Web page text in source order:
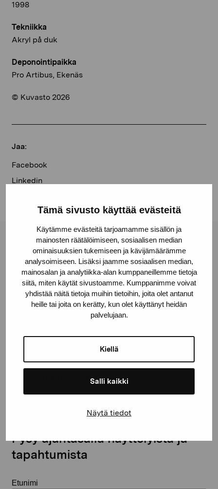
Tämä sivusto käyttää evästeitä
Käytämme evästeitä tarjoamamme sisällön ja
mainosten räätälöimiseen, sosiaalisen median
ominaisuuksien tukemiseen ja kävijämäärämme
analysoimiseen. Lisäksi jaamme sosiaalisen median,
mainosalan ja analytiikka-alan kumppaneillemme tietoja
siitä, miten käytät sivustoamme. Kumppanimme voivat
yhdistää näitä tietoja muihin tietoihin, joita olet antanut
heille tai joita on kerätty, kun olet käyttänyt heidän
palvelujaan.
Kiellä
Salli kaikki
Näytä tiedot
1998
Tekniikka
Akryl på duk
Deponointipaikka
Pro Artibus, Ekenäs
© Kuvasto 2026
Jaa:
Facebook
Linkedin
Pro Artibus -säätiö
Kustaa Vaasan katu 11
10600 Tammisaari
proartibus@proartibus.fi
Pysy ajantasalla näyttelyistä ja
tapahtumista
Etunimi